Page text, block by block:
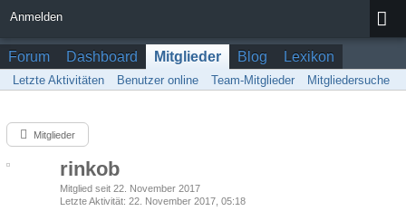
Anmelden
Forum Dashboard Mitglieder Blog Lexikon
Letzte Aktivitäten Benutzer online Team-Mitglieder Mitgliedersuche
Mitglieder
rinkob
Mitglied seit 22. November 2017
Letzte Aktivität 22. November 2017, 05:18